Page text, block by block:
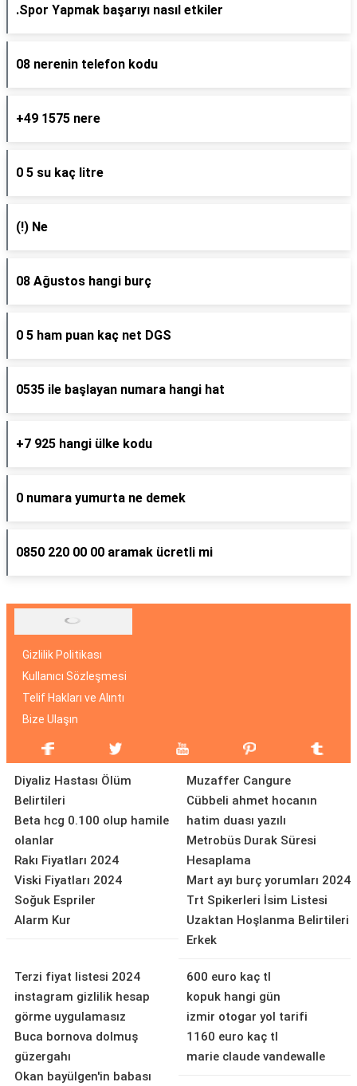
.Spor Yapmak başarıyı nasıl etkiler
08 nerenin telefon kodu
+49 1575 nere
0 5 su kaç litre
(!) Ne
08 Ağustos hangi burç
0 5 ham puan kaç net DGS
0535 ile başlayan numara hangi hat
+7 925 hangi ülke kodu
0 numara yumurta ne demek
0850 220 00 00 aramak ücretli mi
Gizlilik Politikası
Kullanıcı Sözleşmesi
Telif Hakları ve Alıntı
Bize Ulaşın
Diyaliz Hastası Ölüm
Belirtileri
Beta hcg 0.100 olup hamile
olanlar
Rakı Fiyatları 2024
Viski Fiyatları 2024
Soğuk Espriler
Alarm Kur
Muzaffer Cangure
Cübbeli ahmet hocanın
hatim duası yazılı
Metrobüs Durak Süresi
Hesaplama
Mart ayı burç yorumları 2024
Trt Spikerleri İsim Listesi
Uzaktan Hoşlanma Belirtileri
Erkek
Terzi fiyat listesi 2024
instagram gizlilik hesap
görme uygulamasız
Buca bornova dolmuş
güzergahı
Okan bayülgen'in babası
600 euro kaç tl
kopuk hangi gün
izmir otogar yol tarifi
1160 euro kaç tl
marie claude vandewalle